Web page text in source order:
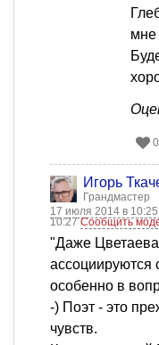
мне
0
Игорь
Грандмастер
17 июля 2014 в 10:25
10:27Сообщить
"Даже
ассоциируются
особенно в
-) Поэт - это
чувств.